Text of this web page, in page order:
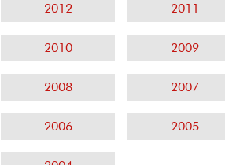
2012 2011
2010 2009
2008 2007
2006 2005